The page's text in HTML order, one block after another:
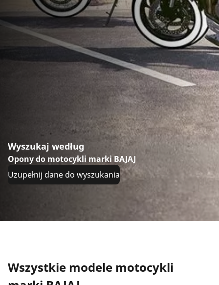
Wyszukaj według
Opony do motocykli marki BAJAJ
Uzupełnij dane do wyszukania
Wszystkie modele motocykli